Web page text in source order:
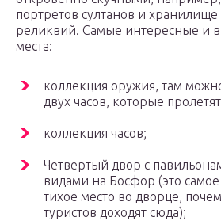
портретов султанов и
реликвий. Самые интересные и
места:
коллекция оружия, там
двух часов, которые
коллекция часов;
Четвертый двор с
видами на Босфор (это
тихое место во дворце,
туристов доходят сюда);